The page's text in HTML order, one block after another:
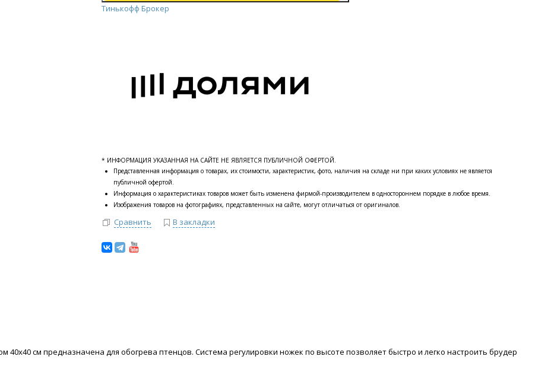
Тинькофф Брокер
* ИНФОРМАЦИЯ УКАЗАННАЯ НА САЙТЕ НЕ ЯВЛЯЕТСЯ ПУБЛИЧНОЙ ОФЕРТОЙ.
Представленная информация о товарах, их стоимости, характеристик, фото, наличия на складе ни при каких условиях не является
публичной офертой.
Информация о характеристиках товаров может быть изменена фирмой-производителем в одностороннем порядке в любое время.
Изображения товаров на фотографиях, представленных на сайте, могут отличаться от оригиналов.
Сравнить В закладки
40х40 см предназначена для обогрева птенцов. Система регулировки ножек по высоте позволяет быстро и легко настроить брудер